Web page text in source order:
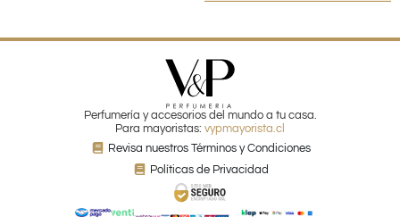
Perfumería y accesorios del mundo a tu casa.
Para mayoristas: vypmayorista.cl
Revisa nuestros Términos y Condiciones
Políticas de Privacidad